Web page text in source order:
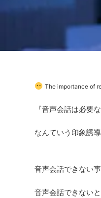
The importance of
『音声会話は必要
なんていう印象誘
音声会話できない
音声会話できない